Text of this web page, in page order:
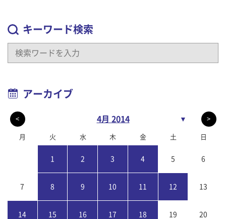
キーワード検索
アーカイブ
< 4月 2014 ▼ >
月 火 水 木 金 土 日
1 2 3 4 5 6
7 8 9 10 11 12 13
14 15 16 17 18 19 20